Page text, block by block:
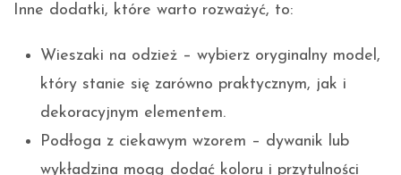
Inne dodatki, które warto rozważyć, to:
Wieszaki na odzież – wybierz oryginalny model,
który stanie się zarówno praktycznym, jak i
dekoracyjnym elementem.
Podłoga z ciekawym wzorem – dywanik lub
wykładzina mogą dodać koloru i przytulności